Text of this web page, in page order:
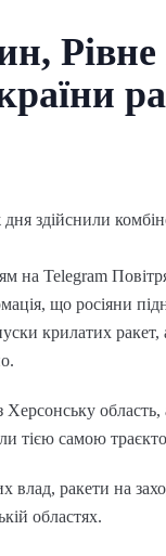
здійснили
на Telegram
що росіяни
крилатих ракет,
Херсонську
тією самою
влад, ракети на
областях.